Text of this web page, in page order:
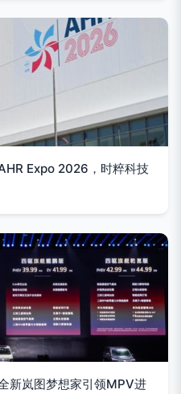
Expo 2026，时粹科技
新岚图梦想家引领MPV进